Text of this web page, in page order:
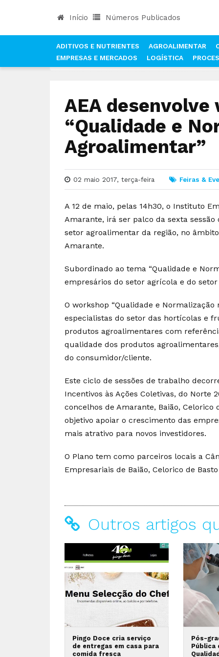
Início Números Publicados
ADITIVOS E NUTRIENTES AGROALIMENTAR
EMPRESAS E MERCADOS
LOGÍSTICA
AEA
AEA
“Qualidade e
Agroalimentar”
02 maio 2017, terça-feira Feiras &
A 12 de maio, pelas 14h30, o Instituto
Amarante, irá ser palco da sexta
setor agroalimentar da região, no
Amarante.
Subordinado ao tema “Qualidade e
empresários do setor agrícola e do
O workshop “Qualidade e
especialistas do setor das hortícolas e
produtos agroalimentares com
qualidade dos produtos
do consumidor/cliente.
Este ciclo de sessões de trabalho
Incentivos às Ações Coletivas, do Norte
concelhos de Amarante, Baião, Celorico
objetivo apoiar o crescimento das
mais atrativo para novos investidores.
O Plano tem como parceiros locais a
Empresariais de Baião, Celorico de
Outros artigos
Pingo Doce cria serviço
de entregas em casa para
comida fresca
Pós-
Pública